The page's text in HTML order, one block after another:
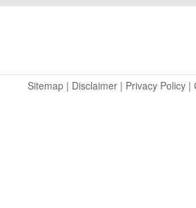
Sitemap| Disclaimer| Privacy Policy|